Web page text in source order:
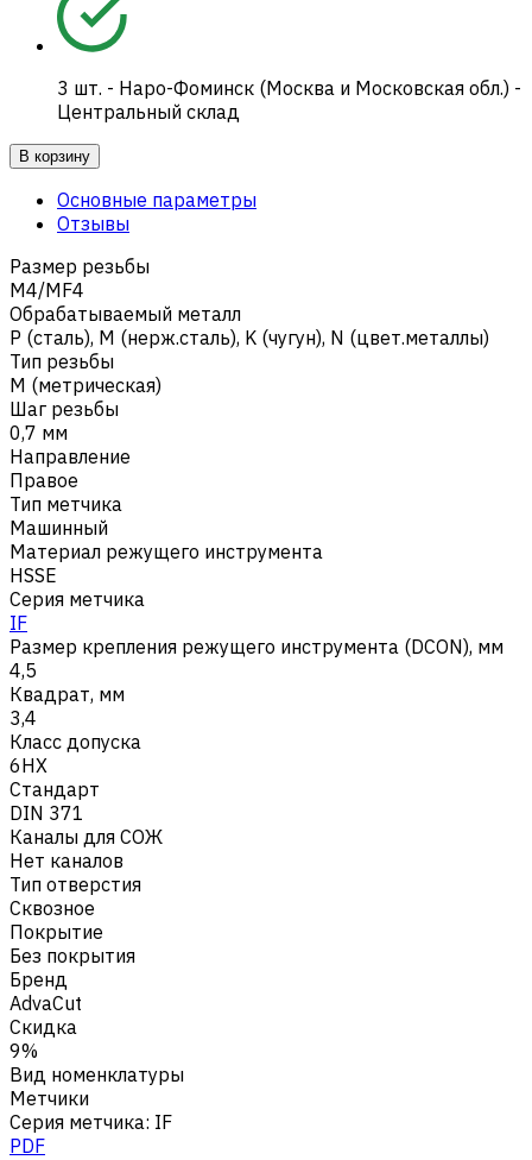
3 шт. - Наро-Фоминск (Москва и Московская обл.) -
Центральный склад
В корзину
Основные параметры
Отзывы
Размер резьбы
M4/MF4
Обрабатываемый металл
Р (сталь), M (нерж.сталь), K (чугун), N (цвет.металлы)
Тип резьбы
M (метрическая)
Шаг резьбы
0,7 мм
Направление
Правое
Тип метчика
Машинный
Материал режущего инструмента
HSSE
Серия метчика
IF
Размер крепления режущего инструмента (DCON), мм
4,5
Квадрат, мм
3,4
Класс допуска
6HX
Стандарт
DIN 371
Каналы для СОЖ
Нет каналов
Тип отверстия
Сквозное
Покрытие
Без покрытия
Бренд
AdvaCut
Скидка
9%
Вид номенклатуры
Метчики
Серия метчика: IF
PDF